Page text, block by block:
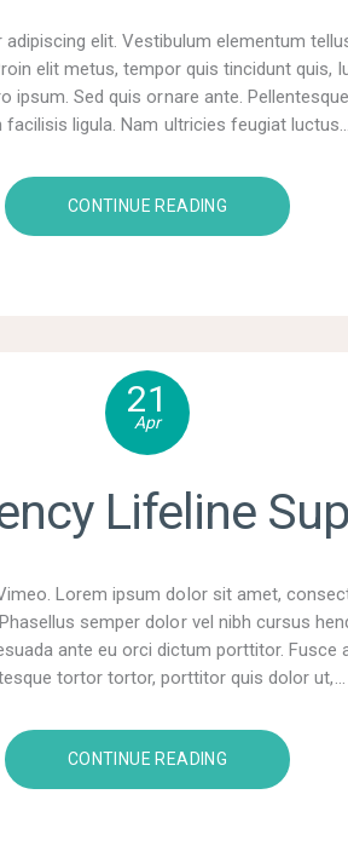
elit. Vestibulum elementum
elit metus, tempor quis tincidunt quis,
ipsum. Sed quis ornare ante.
facilisis ligula. Nam ultricies feugiat
CONTINUE READING
21
Apr
Lifeline
Lorem ipsum dolor sit amet,
semper dolor vel nibh cursus
ante eu orci dictum porttitor. Fusce
tortor tortor, porttitor quis dolor ut,…
CONTINUE READING